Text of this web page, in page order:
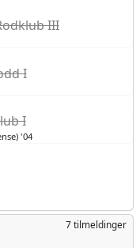
III
I
I
'04
7 tilmeldinger